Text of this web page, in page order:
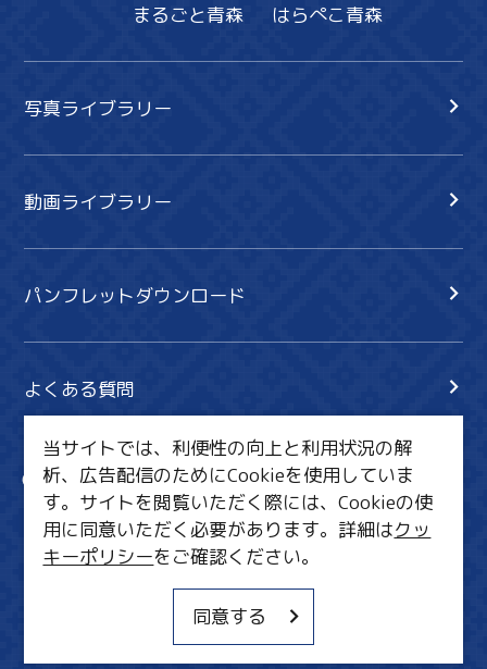
まるごと青森 はらぺこ青森
写真ライブラリー
動画ライブラリー
パンフレットダウンロード
よくある質問
サイト内検索
共有
行きたいリスト
MICE・教育・観光事業者の皆様へ
当サイトでは、利便性の向上と利用状況の解
析、広告配信のためにCookieを使用していま
す。サイトを閲覧いただく際には、Cookieの使
用に同意いただく必要があります。詳細はクッ
キーポリシーをご確認ください。
同意する